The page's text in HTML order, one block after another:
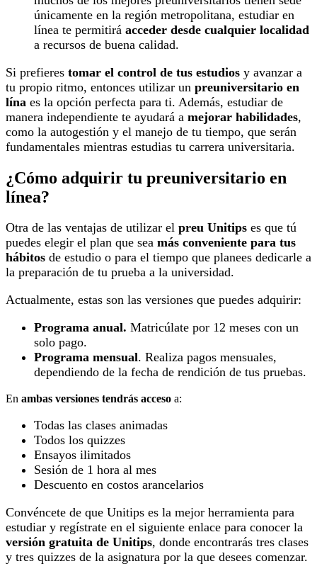
únicamente en la región metropolitana, estudiar en
línea te permitirá acceder desde cualquier localidad
a recursos de buena calidad.
Si prefieres tomar el control de tus estudios y avanzar a
tu propio ritmo, entonces utilizar un preuniversitario en
lína es la opción perfecta para ti. Además, estudiar de
manera independiente te ayudará a mejorar habilidades,
como la autogestión y el manejo de tu tiempo, que serán
fundamentales mientras estudias tu carrera universitaria.
¿Cómo adquirir tu preuniversitario en
línea?
Otra de las ventajas de utilizar el preu Unitips es que tú
puedes elegir el plan que sea más conveniente para tus
hábitos de estudio o para el tiempo que planees dedicarle a
la preparación de tu prueba a la universidad.
Actualmente, estas son las versiones que puedes adquirir:
Programa anual. Matricúlate por 12 meses con un
solo pago.
Programa mensual. Realiza pagos mensuales,
dependiendo de la fecha de rendición de tus pruebas.
En ambas versiones tendrás acceso a:
Todas las clases animadas
Todos los quizzes
Ensayos ilimitados
Sesión de 1 hora al mes
Descuento en costos arancelarios
Convéncete de que Unitips es la mejor herramienta para
estudiar y regístrate en el siguiente enlace para conocer la
versión gratuita de Unitips, donde encontrarás tres clases
y tres quizzes de la asignatura por la que desees comenzar.